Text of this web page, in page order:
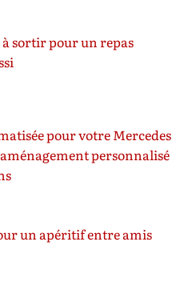
à sortir pour un repas
pour votre Mercedes
aménagement personnalisé
un apéritif entre amis